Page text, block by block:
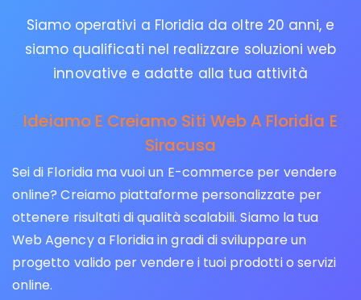
Siamo operativi a Floridia da oltre 20 anni, e
siamo qualificati nel realizzare soluzioni web
innovative e adatte alla tua attività
Ideiamo E Creiamo Siti Web A Floridia E
Siracusa
Sei di Floridia ma vuoi un E-commerce per vendere
online? Creiamo piattaforme personalizzate per
ottenere risultati di qualità scalabili. Siamo la tua
Web Agency a Floridia in gradi di sviluppare un
progetto valido per vendere i tuoi prodotti o servizi
online.